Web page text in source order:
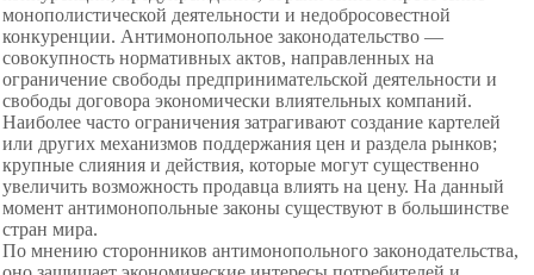
монополистической деятельности и недобросовестной
конкуренции. Антимонопольное законодательство —
совокупность нормативных актов, направленных на
ограничение свободы предпринимательской деятельности и
свободы договора экономически влиятельных компаний.
Наиболее часто ограничения затрагивают создание картелей
или других механизмов поддержания цен и раздела рынков;
крупные слияния и действия, которые могут существенно
увеличить возможность продавца влиять на цену. На данный
момент антимонопольные законы существуют в большинстве
стран мира.
По мнению сторонников антимонопольного законодательства,